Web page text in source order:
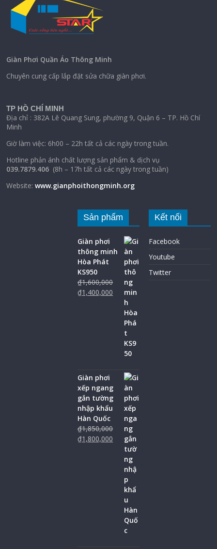
Giàn Phơi Quần Áo Thông Minh
Chuyên cung cấp lắp đặt sửa chữa giàn phơi.
TP HỒ CHÍ MINH
Địa chỉ : 382A Lê Quang Sung, phường 9, Quận 6 – TP. Hồ Chí
Minh
Giờ làm việc: 6h00 – 22h tất cả các ngày trong tuần.
Hotline phản ánh chất lượng sản phẩm & dịch vụ
039.7879.406 (8h – 17h tất cả các ngày trong tuần)
Website:www.gianphoithongminh.org
Sản phẩm
Giàn phơi
thông minh
Hòa Phát
KS950
₫1,600,000
₫1,400,000
Giàn phơi
xếp ngang
gắn tường
nhập khẩu
Hàn Quốc
₫1,850,000
₫1,800,000
Kết nối
Facebook
Youtube
Twitter